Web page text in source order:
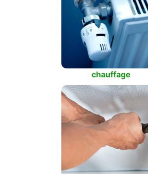
chauffage